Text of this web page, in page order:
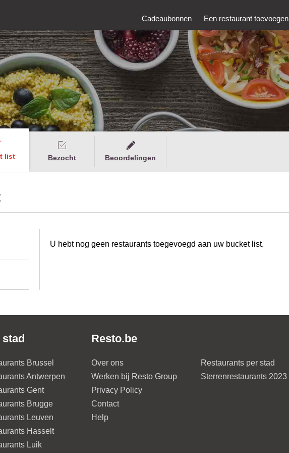
Cadeaubonnen Een restaurant toevoegen
list Bezocht Beoordelingen
U hebt nog geen restaurants toegevoegd aan uw bucket list.
stad
Brussel
Antwerpen
Gent
Brugge
Leuven
Hasselt
Luik
Resto.be
Over ons
Werken bij Resto Group
Privacy Policy
Contact
Help
Restaurants per stad
Sterrenrestaurants 2023